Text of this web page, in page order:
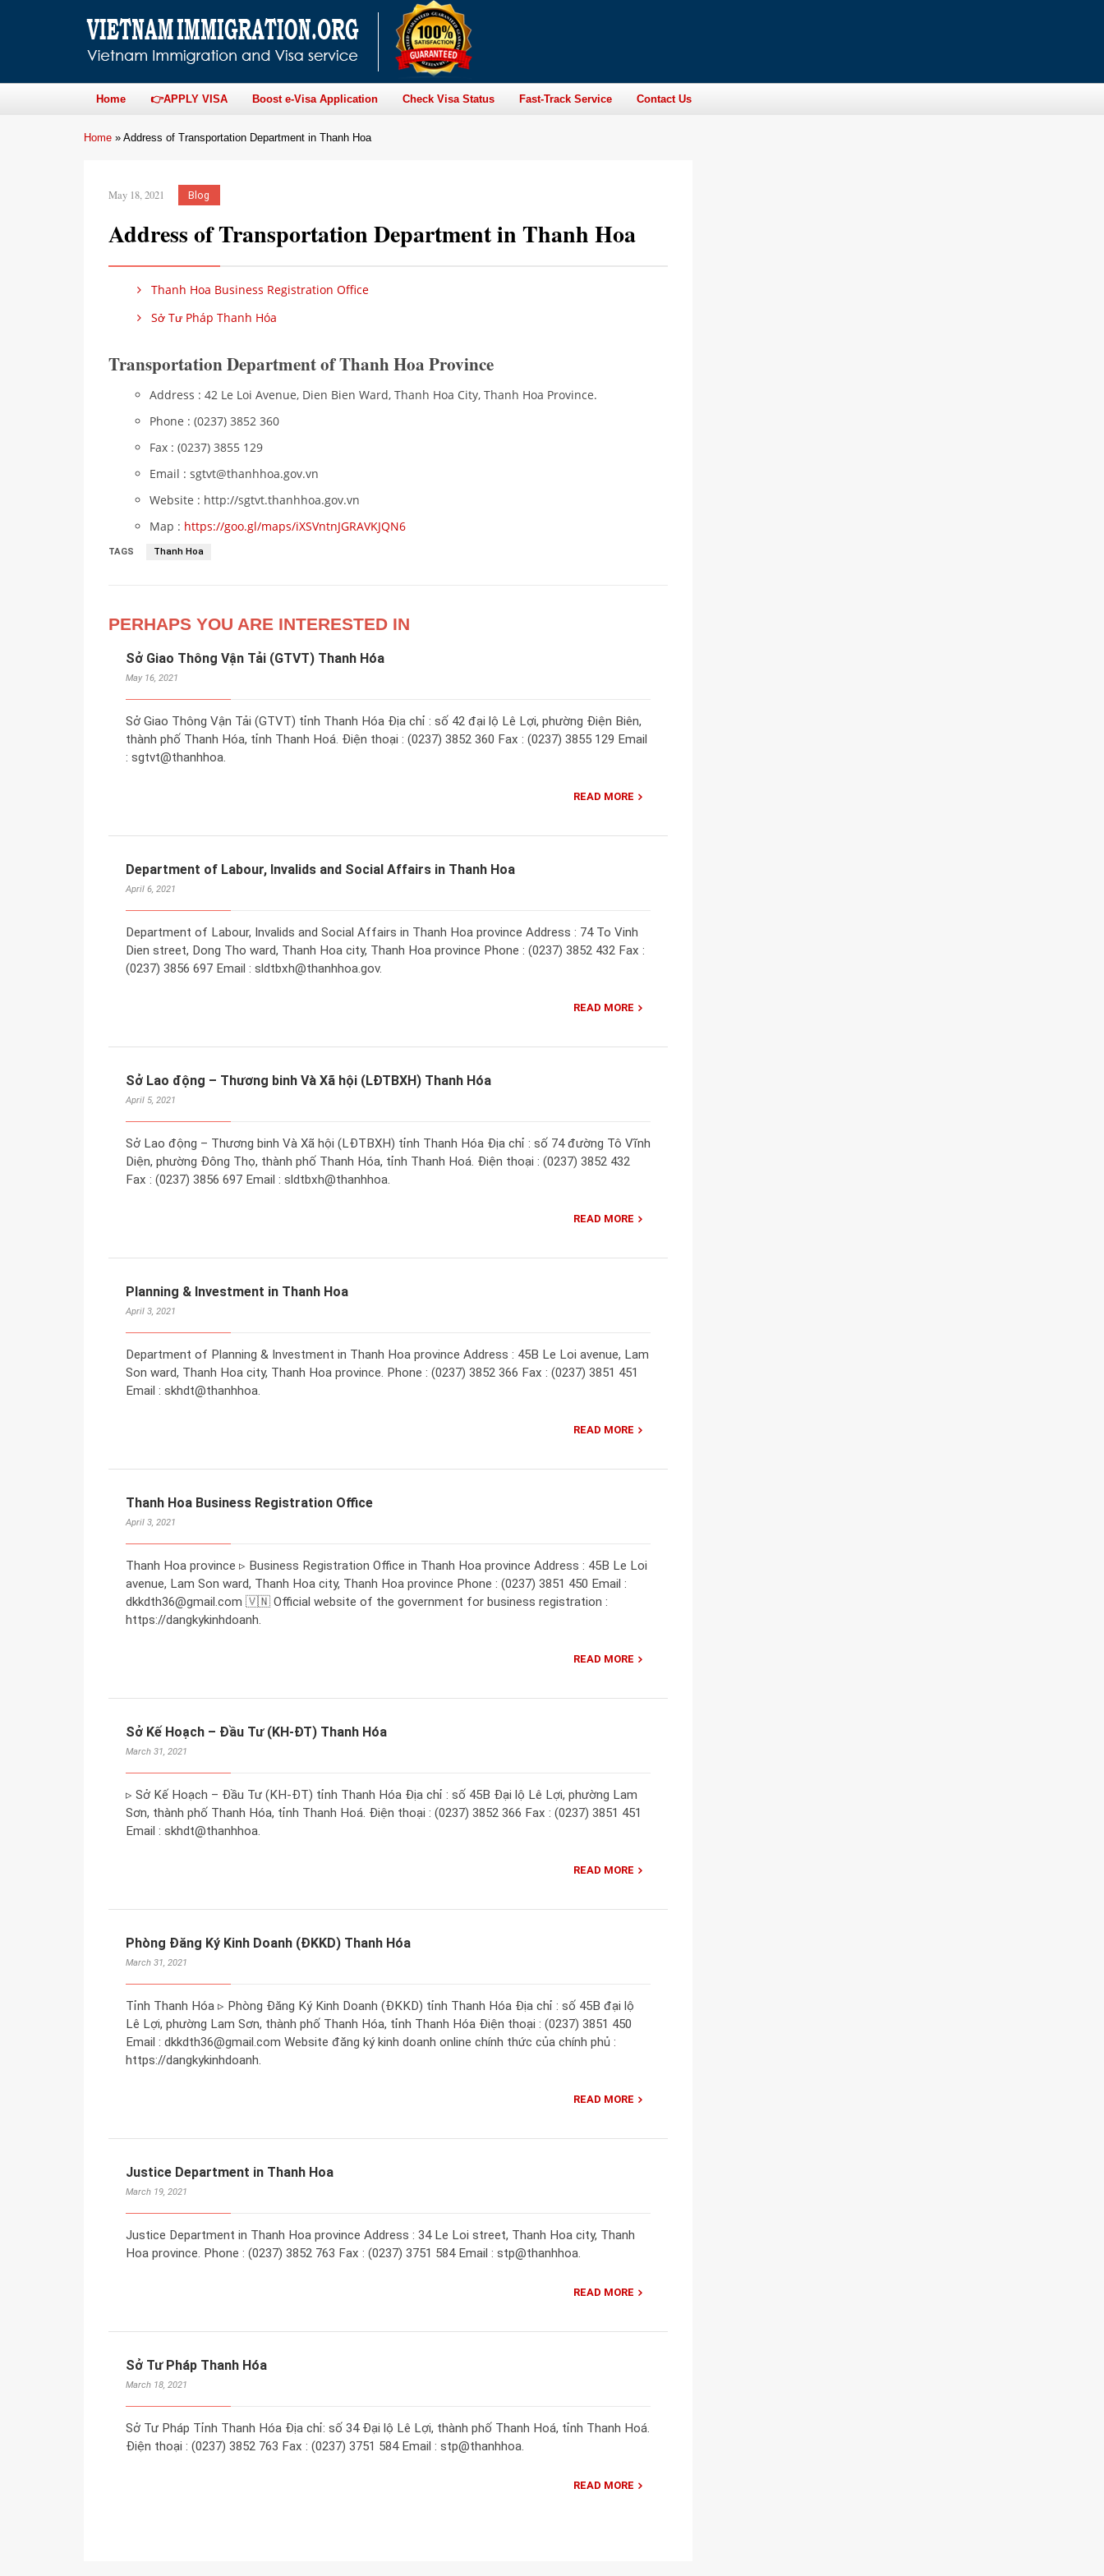
Home 👉APPLY VISA Boost e-Visa Application Check Visa Status Fast-Track Service Contact Us
Home » Address of Transportation Department in Thanh Hoa
May 18, 2021 Blog
Address of Transportation Department in Thanh Hoa
Thanh Hoa Business Registration Office
Sở Tư Pháp Thanh Hóa
Transportation Department of Thanh Hoa Province
Address : 42 Le Loi Avenue, Dien Bien Ward, Thanh Hoa City, Thanh Hoa Province.
Phone : (0237) 3852 360
Fax : (0237) 3855 129
Email : sgtvt@thanhhoa.gov.vn
Website : http://sgtvt.thanhhoa.gov.vn
Map : https://goo.gl/maps/iXSVntnJGRAVKJQN6
TAGS Thanh Hoa
PERHAPS YOU ARE INTERESTED IN
Sở Giao Thông Vận Tải (GTVT) Thanh Hóa
May 16, 2021
Sở Giao Thông Vận Tải (GTVT) tỉnh Thanh Hóa Địa chỉ : số 42 đại lộ Lê Lợi, phường Điện Biên,
thành phố Thanh Hóa, tỉnh Thanh Hoá. Điện thoại : (0237) 3852 360 Fax : (0237) 3855 129 Email
: sgtvt@thanhhoa.
READ MORE
Department of Labour, Invalids and Social Affairs in Thanh Hoa
April 6, 2021
Department of Labour, Invalids and Social Affairs in Thanh Hoa province Address : 74 To Vinh
Dien street, Dong Tho ward, Thanh Hoa city, Thanh Hoa province Phone : (0237) 3852 432 Fax :
(0237) 3856 697 Email : sldtbxh@thanhhoa.gov.
READ MORE
Sở Lao động – Thương binh Và Xã hội (LĐTBXH) Thanh Hóa
April 5, 2021
Sở Lao động – Thương binh Và Xã hội (LĐTBXH) tỉnh Thanh Hóa Địa chỉ : số 74 đường Tô Vĩnh
Diện, phường Đông Thọ, thành phố Thanh Hóa, tỉnh Thanh Hoá. Điện thoại : (0237) 3852 432
Fax : (0237) 3856 697 Email : sldtbxh@thanhhoa.
READ MORE
Planning & Investment in Thanh Hoa
April 3, 2021
Department of Planning & Investment in Thanh Hoa province Address : 45B Le Loi avenue, Lam
Son ward, Thanh Hoa city, Thanh Hoa province. Phone : (0237) 3852 366 Fax : (0237) 3851 451
Email : skhdt@thanhhoa.
READ MORE
Thanh Hoa Business Registration Office
April 3, 2021
Thanh Hoa province ▹ Business Registration Office in Thanh Hoa province Address : 45B Le Loi
avenue, Lam Son ward, Thanh Hoa city, Thanh Hoa province Phone : (0237) 3851 450 Email :
dkkdth36@gmail.com 🇻🇳 Official website of the government for business registration :
https://dangkykinhdoanh.
READ MORE
Sở Kế Hoạch – Đầu Tư (KH-ĐT) Thanh Hóa
March 31, 2021
▹ Sở Kế Hoạch – Đầu Tư (KH-ĐT) tỉnh Thanh Hóa Địa chỉ : số 45B Đại lộ Lê Lợi, phường Lam
Sơn, thành phố Thanh Hóa, tỉnh Thanh Hoá. Điện thoại : (0237) 3852 366 Fax : (0237) 3851 451
Email : skhdt@thanhhoa.
READ MORE
Phòng Đăng Ký Kinh Doanh (ĐKKD) Thanh Hóa
March 31, 2021
Tỉnh Thanh Hóa ▹ Phòng Đăng Ký Kinh Doanh (ĐKKD) tỉnh Thanh Hóa Địa chỉ : số 45B đại lộ
Lê Lợi, phường Lam Sơn, thành phố Thanh Hóa, tỉnh Thanh Hóa Điện thoại : (0237) 3851 450
Email : dkkdth36@gmail.com Website đăng ký kinh doanh online chính thức của chính phủ :
https://dangkykinhdoanh.
READ MORE
Justice Department in Thanh Hoa
March 19, 2021
Justice Department in Thanh Hoa province Address : 34 Le Loi street, Thanh Hoa city, Thanh
Hoa province. Phone : (0237) 3852 763 Fax : (0237) 3751 584 Email : stp@thanhhoa.
READ MORE
Sở Tư Pháp Thanh Hóa
March 18, 2021
Sở Tư Pháp Tỉnh Thanh Hóa Địa chỉ: số 34 Đại lộ Lê Lợi, thành phố Thanh Hoá, tỉnh Thanh Hoá.
Điện thoại : (0237) 3852 763 Fax : (0237) 3751 584 Email : stp@thanhhoa.
READ MORE